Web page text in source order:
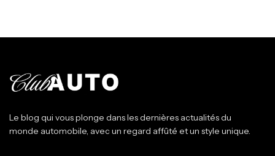
Le blog qui vous plonge dans les dernières actualités du
monde automobile, avec un regard affûté et un style unique.